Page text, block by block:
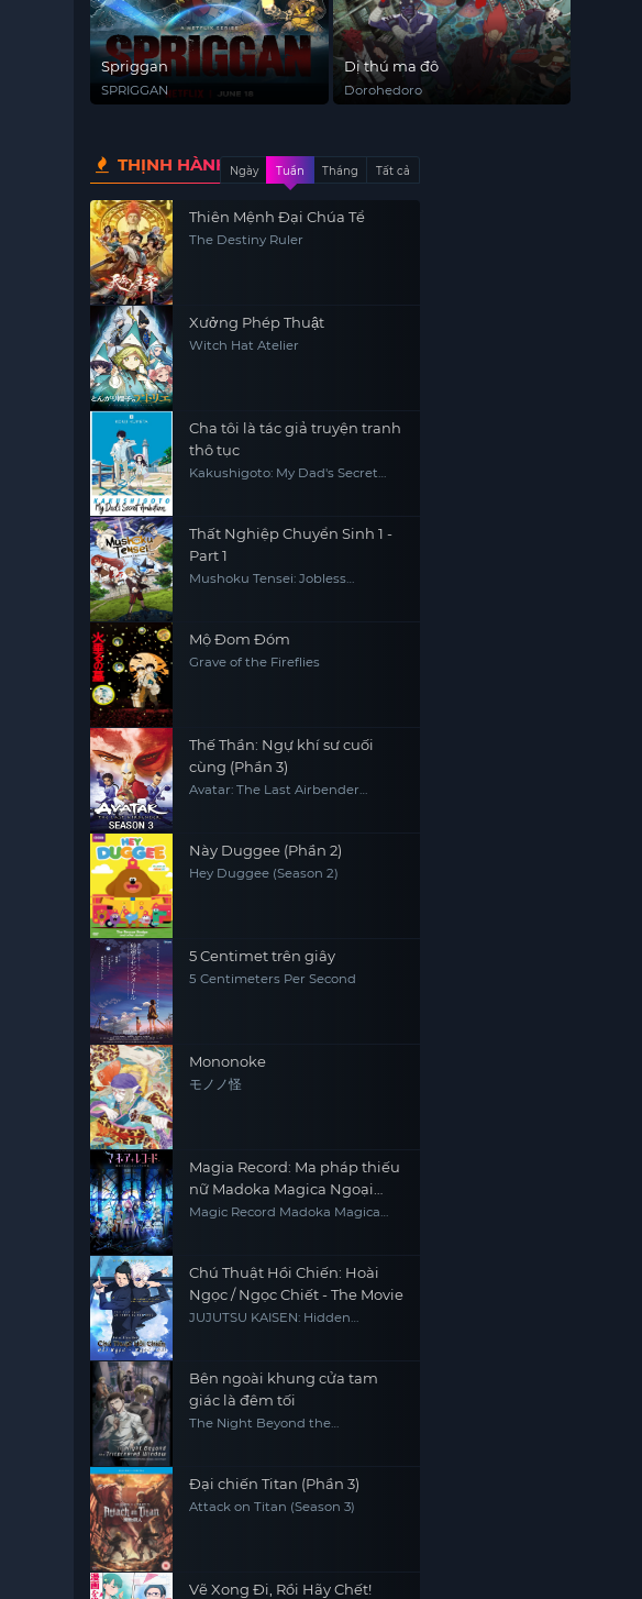
Spriggan
SPRIGGAN
Dị thú ma đô
Dorohedoro
THỊNH HÀNHNgày Tuần Tháng Tất cả
Thiên Mệnh Đại Chúa Tể
The Destiny Ruler
Xưởng Phép Thuật
Witch Hat Atelier
Cha tôi là tác giả truyện tranh
thô tục
Kakushigoto: My Dad's Secret
Thất Nghiệp Chuyển Sinh 1 -
Part 1
Mushoku Tensei: Jobless
Mộ Đom Đóm
Grave of the Fireflies
Thế Thần: Ngự khí sư cuối
cùng (Phần 3)
Avatar: The Last Airbender
Này Duggee (Phần 2)
Hey Duggee (Season 2)
5 Centimet trên giây
5 Centimeters Per Second
Mononoke
モノノ怪
Magia Record: Ma pháp thiếu
nữ Madoka Magica Ngoại
truyện
Magic Record Madoka Magica
Chú Thuật Hồi Chiến: Hoài
Ngọc / Ngọc Chiết - The Movie
JUJUTSU KAISEN: Hidden
Bên ngoài khung cửa tam
giác là đêm tối
The Night Beyond the
Đại chiến Titan (Phần 3)
Attack on Titan (Season 3)
Vẽ Xong Đi, Rồi Hãy Chết!